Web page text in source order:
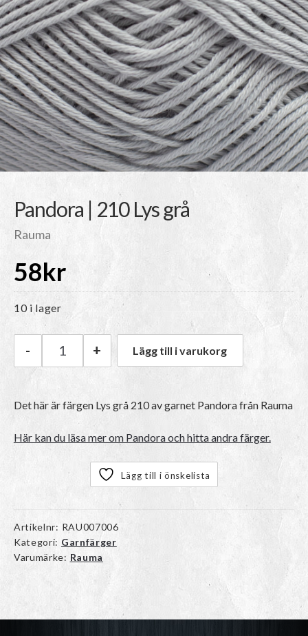
Pandora | 210 Lys grå
Rauma
58kr
10 i lager
Rauma Pandora | 210 Lys grå mängd
- + Lägg till i varukorg
Det här är färgen Lys grå 210av garnet Pandorafrån Rauma
Här kan du läsa mer om Pandora och hitta andra färger.
Lägg till i önskelista
Artikelnr: RAU007006
Kategori: Garnfärger
Varumärke: Rauma